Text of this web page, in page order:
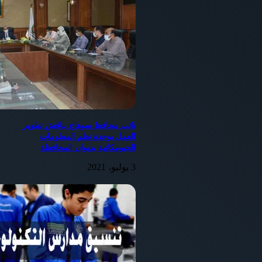
نائب محافظ سوهاج يناقش تطوير
العمل بوحدة نظم المعلومات
الجيومكانية بديوان المحافظة
3 يوليو، 2021